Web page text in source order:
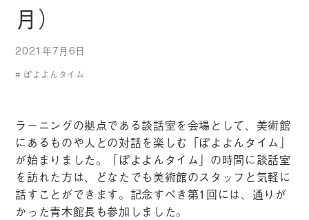
月）
2021年7月6日
ぽよよんタイム
ラーニングの拠点である談話室を会場として、美術館
にあるものや人との対話を楽しむ「ぽよよんタイム」
が始まりました。「ぽよよんタイム」の時間に談話室
を訪れた方は、どなたでも美術館のスタッフと気軽に
話すことができます。記念すべき第1回には、通りが
かった青木館長も参加しました。